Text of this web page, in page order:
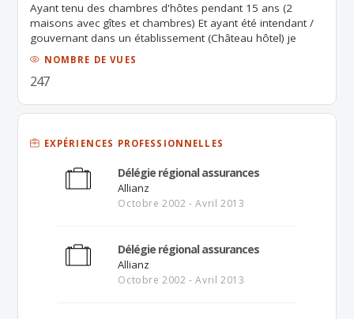
Ayant tenu des chambres d'hôtes pendant 15 ans (2
maisons avec gîtes et chambres) Et ayant été intendant /
gouvernant dans un établissement (Château hôtel) je
recherche un emploi dans le domaine soit en CDD soit en
temps partiel afin de mettre mon expérience au profit de
ma future entreprise (région Montpellier ou Alès)
NOMBRE DE VUES
247
EXPÉRIENCES PROFESSIONNELLES
Délégie régional assurances
Allianz
Octobre 2002 - Avril 2013
Délégie régional assurances
Allianz
Octobre 2002 - Avril 2013